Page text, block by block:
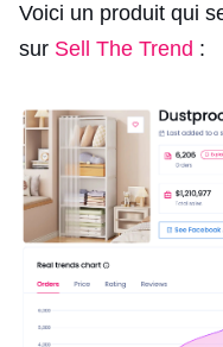
Voici un produit qui
sur Sell The Trend :